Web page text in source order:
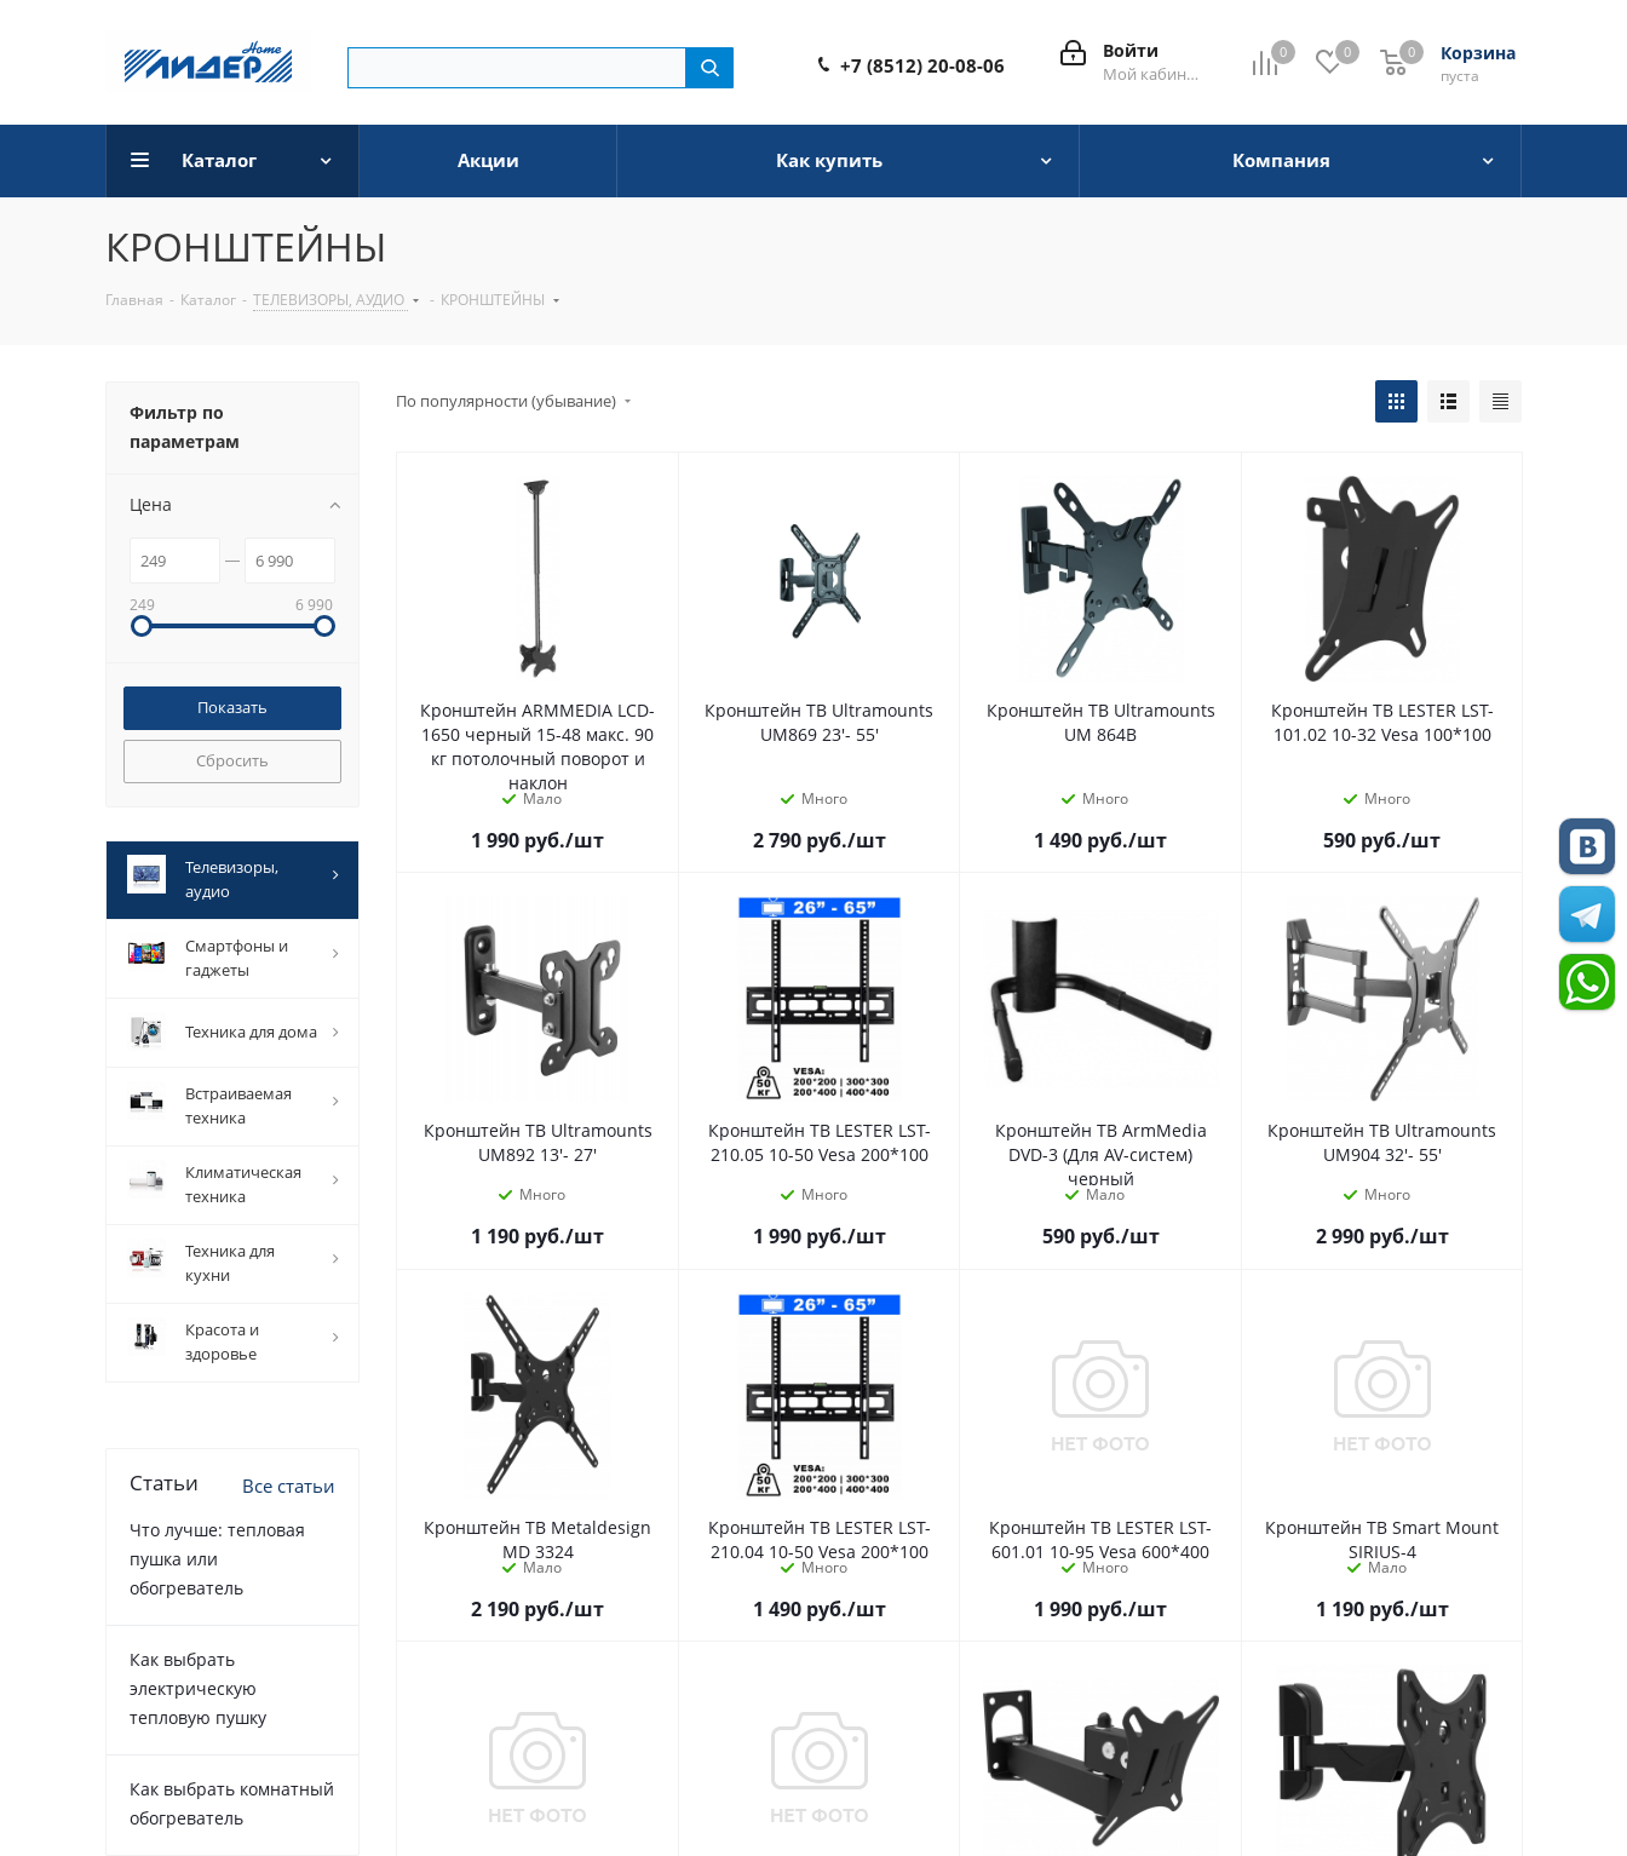
0 0 Корзина
0
пуста
0
Войти
Мой кабинет
+7 (8512) 20-08-06
Каталог Акции Как купить Компания
КРОНШТЕЙНЫ
Главная - Каталог - ТЕЛЕВИЗОРЫ, АУДИО - КРОНШТЕЙНЫ
По популярности (убывание)
Кронштейн ARMMEDIA LCD-
1650 черный 15-48 макс. 90
кг потолочный поворот и
наклон
Мало
1 990 руб./шт
Кронштейн ТВ Ultramounts
UM869 23'- 55'
Много
2 790руб./шт
Кронштейн ТВ Ultramounts
UM 864B
Много
1 490 руб./шт
Кронштейн ТВ LESTER LST-
101.02 10-32 Vesa 100*100
Много
590 руб./шт
Кронштейн ТВ Ultramounts
UM892 13'- 27'
Много
1 190 руб./шт
Кронштейн ТВ LESTER LST-
210.05 10-50 Vesa 200*100
Много
1 990руб./шт
Кронштейн ТВ ArmMedia
DVD-3 (Для AV-систем)
черный
Мало
590руб./шт
Кронштейн ТВ Ultramounts
UM904 32'- 55'
Много
2 990руб./шт
Кронштейн ТВ Metaldesign
MD 3324
Мало
2 190 руб./шт
Кронштейн ТВ LESTER LST-
210.04 10-50 Vesa 200*100
Много
1 490руб./шт
Кронштейн ТВ LESTER LST-
601.01 10-95 Vesa 600*400
Много
1 990 руб./шт
Кронштейн ТВ Smart Mount
SIRIUS-4
Мало
1 190руб./шт
Фильтр по
параметрам
Цена
249 6 990
Сбросить
телевизоры,
аудио
смартфоны и
гаджеты
техника для дома
встраиваемая
техника
климатическая
техника
техника для
кухни
красота и
здоровье
Статьи Все статьи
Что лучше: тепловая
пушка или
обогреватель
Как выбрать
электрическую
тепловую пушку
Как выбрать комнатный
обогреватель